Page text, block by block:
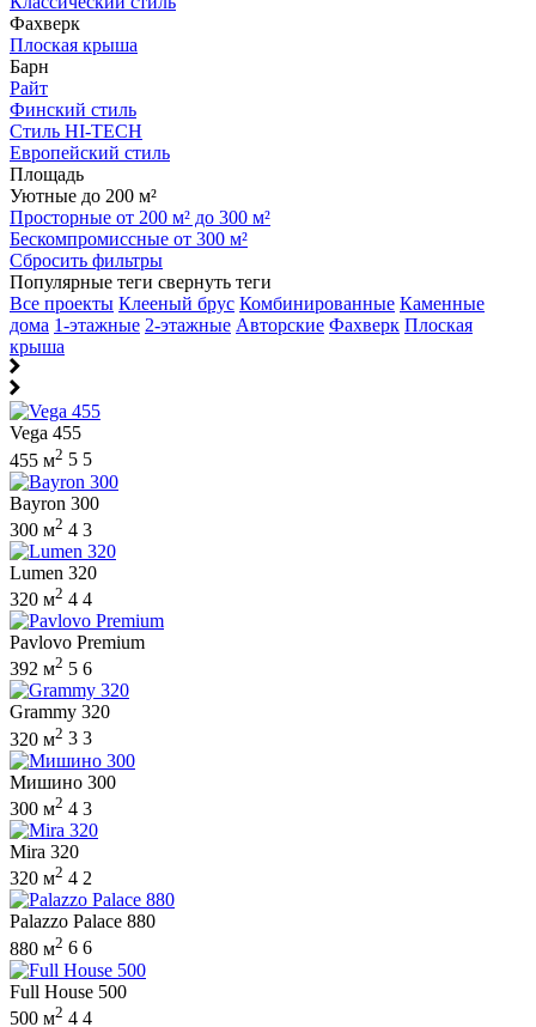
Фахверк
Плоская крыша
Барн
Райт
Финский стиль
Стиль HI-TECH
Европейский стиль
Площадь
Уютные до 200 м²
Просторные от 200 м² до 300 м²
Бескомпромиссные от 300 м²
Сбросить фильтры
Популярные теги свернуть теги
Все проекты Клееный брус Комбинированные Каменные
дома 1-этажные 2-этажные Авторские Фахверк Плоская
крыша
Vega 455
455 м2 5 5
Bayron 300
300 м2 4 3
Lumen 320
320 м2 4 4
Pavlovo Premium
392 м2 5 6
Grammy 320
320 м2 3 3
Мишино 300
300 м2 4 3
Mira 320
320 м2 4 2
Palazzo Palace 880
880 м2 6 6
Full House 500
500 м2 4 4